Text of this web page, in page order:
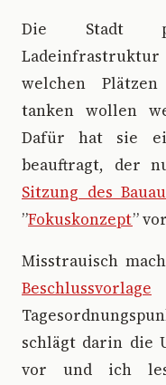
Die Stadt
Ladeinfrastruktur
welchen
tanken wollen
Dafür hat sie
beauftragt, der
Sitzung des
”Fokuskonzept”
Misstrauisch
Beschlussvorlage
schlägt darin die
vor und ich